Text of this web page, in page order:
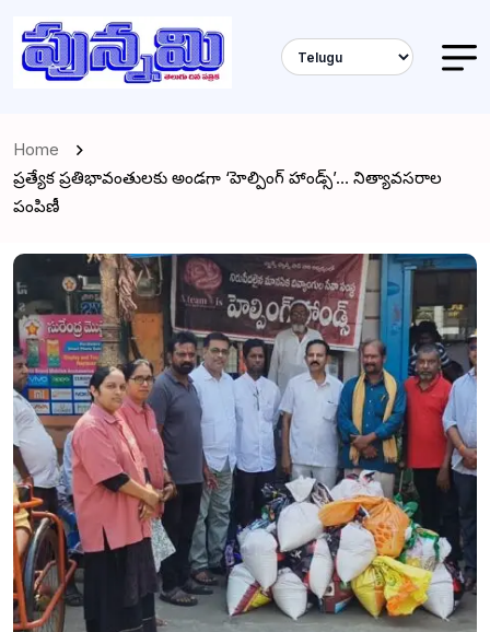
Home
ప్రత్యేక ప్రతిభావంతులకు అండగా ‘హెల్పింగ్ హాండ్స్’… నిత్యావసరాల
పంపిణీ